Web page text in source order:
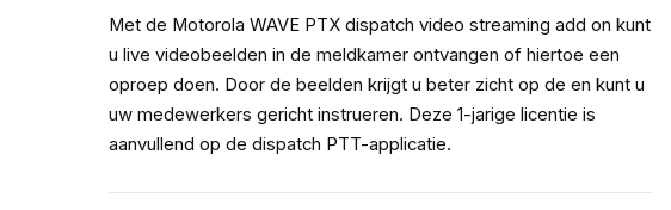
Met de Motorola WAVE PTX dispatch video streaming add on kunt
u live videobeelden in de meldkamer ontvangen of hiertoe een
oproep doen. Door de beelden krijgt u beter zicht op de en kunt u
uw medewerkers gericht instrueren. Deze 1-jarige licentie is
aanvullend op de dispatch PTT-applicatie.